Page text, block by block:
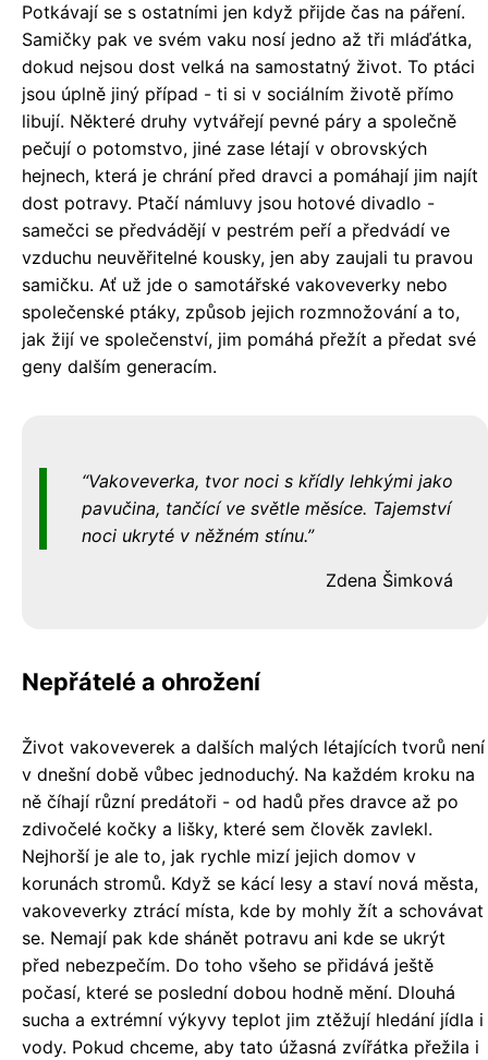
Potkávají se s ostatními jen když přijde čas na páření.
Samičky pak ve svém vaku nosí jedno až tři mláďátka,
dokud nejsou dost velká na samostatný život. To ptáci
jsou úplně jiný případ - ti si v sociálním životě přímo
libují. Některé druhy vytvářejí pevné páry a společně
pečují o potomstvo, jiné zase létají v obrovských
hejnech, která je chrání před dravci a pomáhají jim najít
dost potravy. Ptačí námluvy jsou hotové divadlo -
samečci se předvádějí v pestrém peří a předvádí ve
vzduchu neuvěřitelné kousky, jen aby zaujali tu pravou
samičku. Ať už jde o samotářské vakoveverky nebo
společenské ptáky, způsob jejich rozmnožování a to,
jak žijí ve společenství, jim pomáhá přežít a předat své
geny dalším generacím.
Vakoveverka, tvor noci s křídly lehkými jako
pavučina, tančící ve světle měsíce. Tajemství
noci ukryté v něžném stínu.
Zdena Šimková
Nepřátelé a ohrožení
Život vakoveverek a dalších malých létajících tvorů není
v dnešní době vůbec jednoduchý. Na každém kroku na
ně číhají různí predátoři - od hadů přes dravce až po
zdivočelé kočky a lišky, které sem člověk zavlekl.
Nejhorší je ale to, jak rychle mizí jejich domov v
korunách stromů. Když se kácí lesy a staví nová města,
vakoveverky ztrácí místa, kde by mohly žít a schovávat
se. Nemají pak kde shánět potravu ani kde se ukrýt
před nebezpečím. Do toho všeho se přidává ještě
počasí, které se poslední dobou hodně mění. Dlouhá
sucha a extrémní výkyvy teplot jim ztěžují hledání jídla i
vody. Pokud chceme, aby tato úžasná zvířátka přežila i